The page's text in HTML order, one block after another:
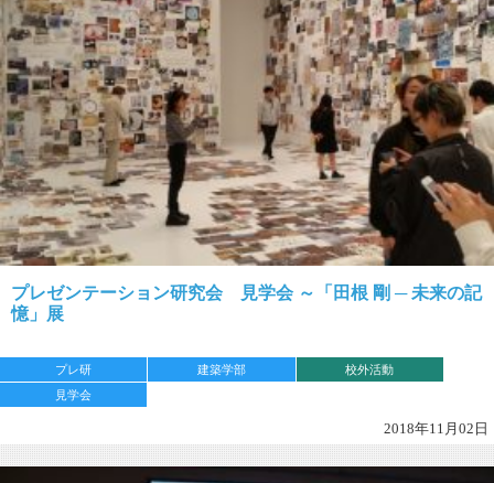
プレゼンテーション研究会 見学会 ～「田根 剛 ─ 未来の記
憶」展
プレ研 建築学部
校外活動
見学会
2018年11月02日